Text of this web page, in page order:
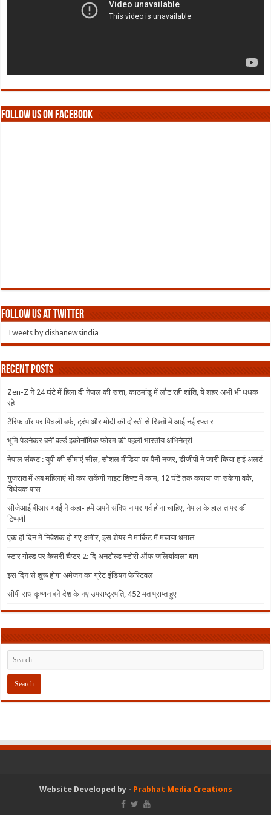
Follow us on Facebook
Follow us at Twitter
Tweets by dishanewsindia
Recent Posts
Zen-Z ने 24 घंटे में हिला दी नेपाल की सत्ता, काठमांडू में लौट रही शांति, ये शहर अभी भी धधक
रहे
टैरिफ वॉर पर पिघली बर्फ, ट्रंप और मोदी की दोस्ती से रिश्तों में आई नई रफ्तार
भूमि पेडनेकर बनीं वर्ल्ड इकोनॉमिक फोरम की पहली भारतीय अभिनेत्री
नेपाल संकट : यूपी की सीमाएं सील, सोशल मीडिया पर पैनी नजर, डीजीपी ने जारी किया हाई अलर्ट
गुजरात में अब महिलाएं भी कर सकेंगी नाइट शिफ्ट में काम, 12 घंटे तक कराया जा सकेगा वर्क,
विधेयक पास
सीजेआई बीआर गवई ने कहा- हमें अपने संविधान पर गर्व होना चाहिए, नेपाल के हालात पर की
टिप्पणी
एक ही दिन में निवेशक हो गए अमीर, इस शेयर ने मार्किट में मचाया धमाल
स्टार गोल्ड पर केसरी चैप्टर 2: दि अनटोल्ड स्टोरी ऑफ जलियांवाला बाग
इस दिन से शुरू होगा अमेजन का ग्रेट इंडियन फेस्टिवल
सीपी राधाकृष्णन बने देश के नए उपराष्ट्रपति, 452 मत प्राप्त हुए
Website Developed by - Prabhat Media Creations